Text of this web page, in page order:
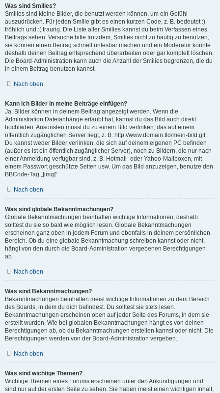
Was sind Smilies?
Smilies sind kleine Bilder, die benutzt werden können, um ein Gefühl
auszudrücken. Für jeden Smilie gibt es einen kurzen Code, z. B. bedeutet :)
fröhlich und :( traurig. Die Liste aller Smilies kannst du beim Verfassen eines
Beitrags sehen. Versuche bitte trotzdem, Smilies nicht zu häufig zu benutzen,
sie können einen Beitrag schnell unlesbar machen und ein Moderator könnte
deshalb deinen Beitrag entsprechend überarbeiten oder gar komplett löschen.
Die Board-Administration kann auch die Anzahl der Smilies begrenzen, die du
in einem Beitrag benutzen kannst.
Nach oben
Kann ich Bilder in meine Beiträge einfügen?
Ja, Bilder können in deinem Beitrag angezeigt werden. Wenn die
Administration Dateianhänge erlaubt hat, kannst du das Bild auch direkt
hochladen. Ansonsten musst du zu einem Bild verlinken, das auf einem
öffentlich zugänglichen Server liegt, z. B. http://www.domain.tld/mein-bild.gif.
Du kannst weder Bilder verlinken, die sich auf deinem eigenen PC befinden
(außer es ist ein öffentlich zugänglicher Server), noch zu Bildern, die nur nach
einer Anmeldung verfügbar sind, z. B. Hotmail- oder Yahoo-Mailboxen, mit
einem Passwort geschützte Seiten usw. Um das Bild anzuzeigen, benutze den
BBCode-Tag „[img]“.
Nach oben
Was sind globale Bekanntmachungen?
Globale Bekanntmachungen beinhalten wichtige Informationen, deshalb
solltest du sie so bald wie möglich lesen. Globale Bekanntmachungen
erscheinen ganz oben in jedem Forum und ebenfalls in deinem persönlichen
Bereich. Ob du eine globale Bekanntmachung schreiben kannst oder nicht,
hängt von den durch die Board-Administration vergebenen Berechtigungen
ab.
Nach oben
Was sind Bekanntmachungen?
Bekanntmachungen beinhalten meist wichtige Informationen zu dem Bereich
des Boards, in dem du dich befindest. Du solltest sie stets lesen.
Bekanntmachungen erscheinen oben auf jeder Seite des Forums, in dem sie
erstellt wurden. Wie bei globalen Bekanntmachungen hängt es von deinen
Berechtigungen ab, ob du Bekanntmachungen erstellen kannst oder nicht. Die
Berechtigungen werden von der Board-Administration vergeben.
Nach oben
Was sind wichtige Themen?
Wichtige Themen eines Forums erscheinen unter den Ankündigungen und
sind nur auf der ersten Seite zu sehen. Sie haben meist einen wichtigen Inhalt,